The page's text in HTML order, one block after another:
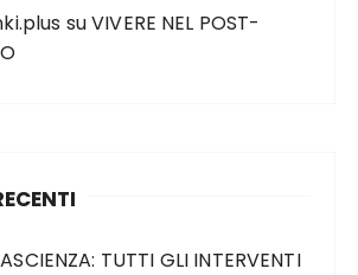
suVIVERE NEL POST-
TUTTI GLI INTERVENTI